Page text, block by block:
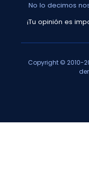
No lo decimos
¡Tu opinión es
Copyright © 2010-